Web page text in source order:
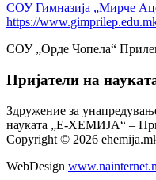
СОУ Гимназија „Мирче
https://
СОУ „Орде Чопела“
Пријатели на
Здружение за
науката „Е-ХЕМИЈА“ –
Copyright © 2026
WebDesign